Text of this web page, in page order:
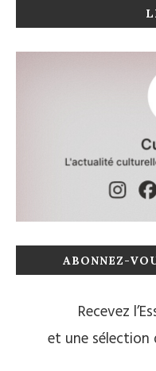
ABONNEZ-
Recevez
et une sélection